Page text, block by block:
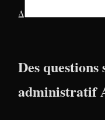
Δ
Des
administratif